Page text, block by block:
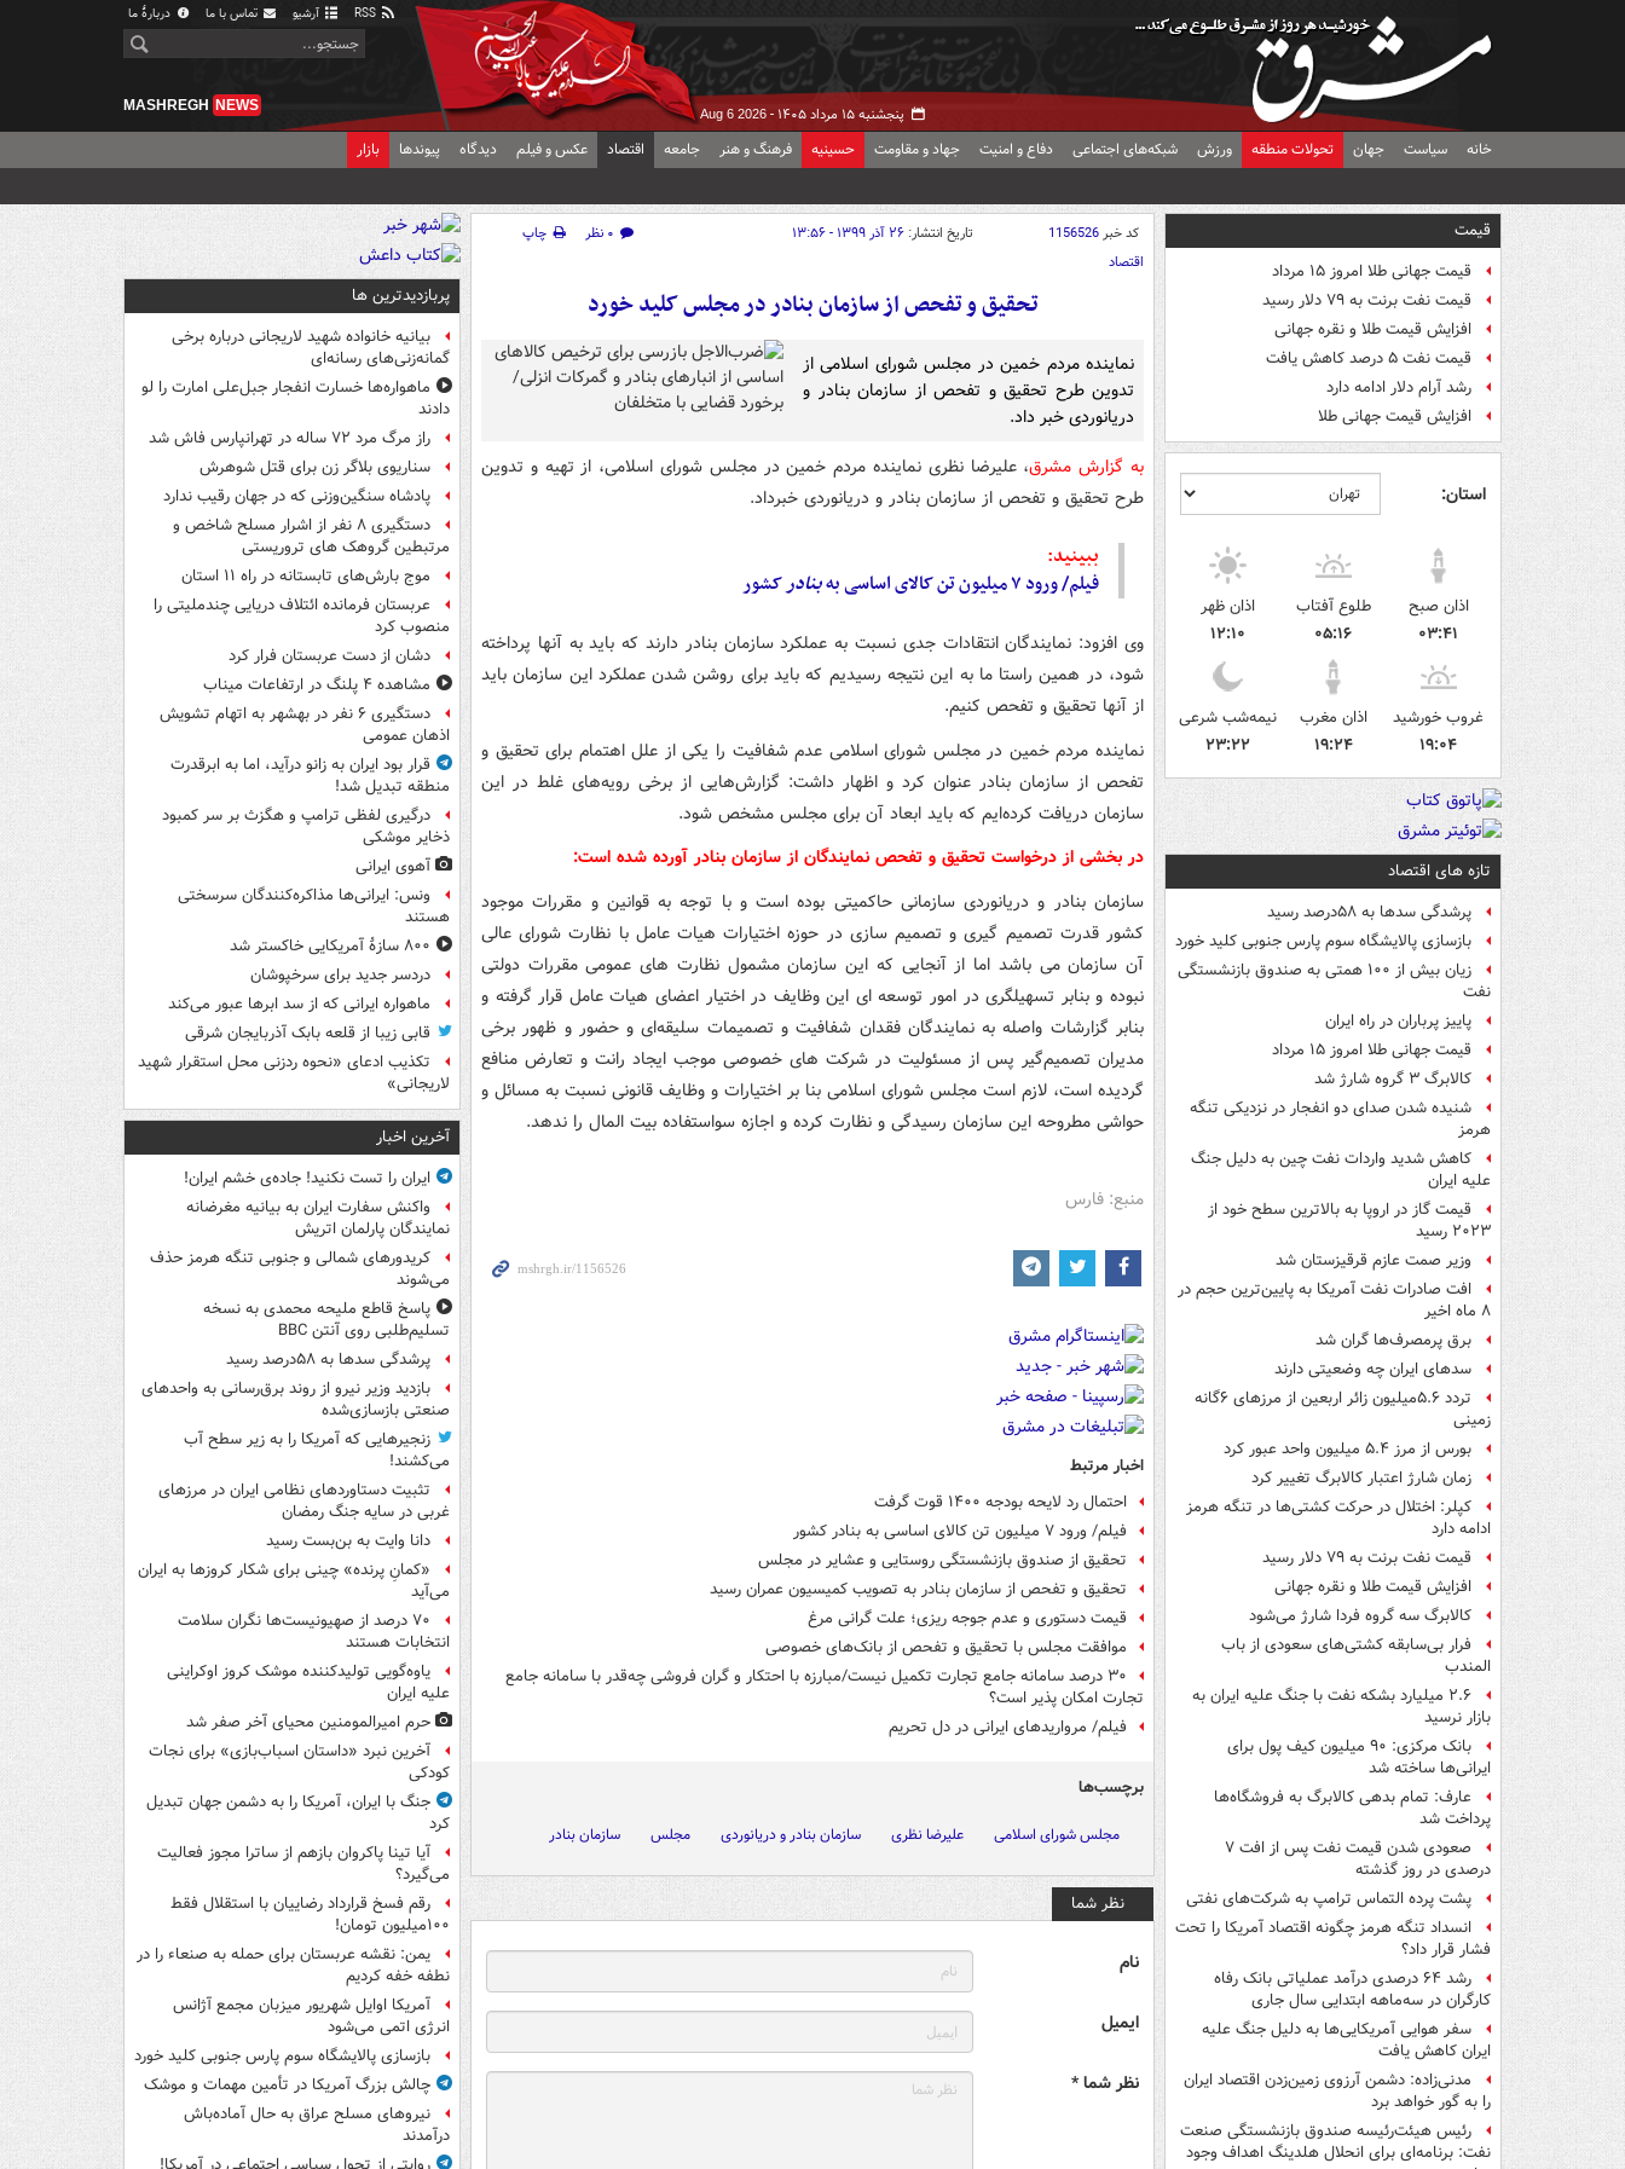
آرشیو تماس با ما دربارهٔ ما
پنجشنبه ۱۵ مرداد ۱۴۰۵ - Aug 6 2026
MASHREGH NEWS
خانه سیاست جهان تحولات منطقه ورزش شبکه‌های اجتماعی دفاع و امنیت جهاد و مقاومت حسینیه فرهنگ و هنر جامعه اقتصاد عکس و فیلم دیدگاه پیوندها بازار
قیمت
قیمت جهانی طلا امروز ۱۵ مرداد
قیمت نفت برنت به ۷۹ دلار رسید
افزایش قیمت طلا و نقره جهانی
قیمت نفت ۵ درصد کاهش یافت
رشد آرام دلار ادامه دارد
افزایش قیمت جهانی طلا
استان:
اذان صبح
۰۳:۴۱
طلوع آفتاب
۰۵:۱۶
اذان ظهر
۱۲:۱۰
غروب خورشید
۱۹:۰۴
اذان مغرب
۱۹:۲۴
نیمه‌شب شرعی
۲۳:۲۲
تازه های اقتصاد
پرشدگی سدها به ۵۸درصد رسید
بازسازی پالایشگاه سوم پارس جنوبی کلید خورد
زیان بیش از ۱۰۰ همتی به صندوق‌ بازنشستگی
نفت
پاییز پرباران در راه ایران
قیمت جهانی طلا امروز ۱۵ مرداد
کالابرگ ۳ گروه شارژ شد
شنیده شدن صدای دو انفجار در نزدیکی تنگه
هرمز
کاهش شدید واردات نفت چین به دلیل جنگ
علیه ایران
قیمت گاز در اروپا به بالاترین سطح خود از
۲۰۲۳ رسید
وزیر صمت عازم قرقیزستان شد
افت صادرات نفت آمریکا به پایین‌ترین حجم در
۸ ماه اخیر
برق پرمصرف‌ها گران شد
سدهای ایران چه وضعیتی دارند
تردد ۵.۶میلیون زائر اربعین از مرزهای ۶گانه
زمینی
بورس از مرز ۵.۴ میلیون واحد عبور کرد
زمان شارژ اعتبار کالابرگ تغییر کرد
کپلر: اختلال در حرکت کشتی‌ها در تنگه هرمز
ادامه دارد
قیمت نفت برنت به ۷۹ دلار رسید
افزایش قیمت طلا و نقره جهانی
کالابرگ سه گروه فردا شارژ می‌شود
فرار بی‌سابقه کشتی‌های سعودی از باب
المندب
۲.۶ میلیارد بشکه نفت با جنگ علیه ایران به
بازار نرسید
بانک مرکزی: ۹۰ میلیون کیف پول برای
ایرانی‌ها ساخته شد
عارف: تمام بدهی کالابرگ به فروشگاه‌ها
پرداخت شد
صعودی شدن قیمت نفت پس از افت ۷
درصدی در روز گذشته
پشت پرده التماس ترامپ به شرکت‌های نفتی
انسداد تنگه هرمز چگونه اقتصاد آمریکا را تحت
فشار قرار داد؟
رشد ۶۴ درصدی درآمد عملیاتی بانک رفاه
کارگران در سه‌ماهه ابتدایی سال جاری
سفر هوایی آمریکایی‌ها به دلیل جنگ علیه
ایران کاهش یافت
مدنی‌زاده: دشمن آرزوی زمین‌زدن اقتصاد ایران
را به گور خواهد برد
رئیس هیئت‌رئیسه صندوق بازنشستگی صنعت
نفت: برنامه‌ای برای انحلال هلدینگ اهداف وجود
کد خبر1156526 تاریخ انتشار: ۲۶ آذر ۱۳۹۹ - ۱۳:۵۶ ۰ نظر
چاپ
اقتصاد
تحقیق و تفحص از سازمان بنادر در مجلس کلید خورد
نماینده مردم خمین در مجلس شورای اسلامی از
تدوین طرح تحقیق و تفحص از سازمان بنادر و
دریانوردی خبر داد.
به گزارش مشرق، علیرضا نظری نماینده مردم خمین در مجلس شورای اسلامی، از تهیه و تدوین
طرح تحقیق و تفحص از سازمان بنادر و دریانوردی خبرداد.
ببینید:
فیلم/ ورود ۷ میلیون تن کالای اساسی به
بنادرکشور
وی افزود: نمایندگان انتقادات جدی نسبت به عملکرد سازمان بنادر دارند که باید به آنها پرداخته
شود، در همین راستا ما به این نتیجه رسیدیم که باید برای روشن شدن عملکرد این سازمان باید
از آنها تحقیق و تفحص کنیم.
نماینده مردم خمین در مجلس شورای اسلامی عدم شفافیت را یکی از علل اهتمام برای تحقیق و
تفحص از سازمان بنادر عنوان کرد و اظهار داشت: گزارش‌هایی از برخی رویه‌های غلط در این
سازمان دریافت کرده‌ایم که باید ابعاد آن برای مجلس مشخص شود.
در بخشی از درخواست تحقیق و تفحص نمایندگان از سازمان بنادر آورده شده است:
سازمان بنادر و دریانوردی سازمانی حاکمیتی بوده است و با توجه به قوانین و مقررات موجود
کشور قدرت تصمیم گیری و تصمیم سازی در حوزه اختیارات هیات عامل با نظارت شورای عالی
آن سازمان می باشد اما از آنجایی که این سازمان مشمول نظارت های عمومی مقررات دولتی
نبوده و بنابر تسهیلگری در امور توسعه ای این وظایف در اختیار اعضای هیات عامل قرار گرفته و
بنابر گزارشات واصله به نمایندگان فقدان شفافیت و تصمیمات سلیقه‌ای و حضور و ظهور برخی
مدیران تصمیم‌گیر پس از مسئولیت در شرکت های خصوصی موجب ایجاد رانت و تعارض منافع
گردیده است، لازم است مجلس شورای اسلامی بنا بر اختیارات و وظایف قانونی نسبت به مسائل و
حواشی مطروحه این سازمان رسیدگی و نظارت کرده و اجازه سواستفاده بیت المال را ندهد.
منبع: فارس
اخبار مرتبط
احتمال رد لایحه بودجه ۱۴۰۰ قوت گرفت
فیلم/ ورود ۷ میلیون تن کالای اساسی به بنادر کشور
تحقیق از صندوق بازنشستگی روستایی و عشایر در مجلس
تحقیق و تفحص از سازمان بنادر به تصویب کمیسیون عمران رسید
قیمت دستوری و عدم جوجه ریزی؛ علت گرانی مرغ
موافقت مجلس با تحقیق و تفحص از بانک‌های خصوصی
۳۰ درصد سامانه جامع تجارت تکمیل نیست/مبارزه با احتکار و گران فروشی چه‌قدر با سامانه جامع
تجارت امکان پذیر است؟
فیلم/ مرواریدهای ایرانی در دل تحریم
برچسب‌ها
مجلس شورای اسلامی علیرضا نظری سازمان بنادر و دریانوردی مجلس سازمان بنادر
نظر شما
نام
ایمیل
نظر شما *
پربازدیدترین ها
بیانیه خانواده شهید لاریجانی درباره برخی
گمانه‌زنی‌های رسانه‌ای
ماهواره‌ها خسارت انفجار جبل‌علی امارت را لو
دادند
راز مرگ مرد ۷۲ ساله در تهرانپارس فاش شد
سناریوی بلاگر زن برای قتل شوهرش
پادشاه سنگین‌وزنی که در جهان رقیب ندارد
دستگیری ۸ نفر از اشرار مسلح شاخص و
مرتبطین گروهک های تروریستی
موج بارش‌های تابستانه در راه ۱۱ استان
عربستان فرمانده ائتلاف دریایی چندملیتی را
منصوب کرد
دشان از دست عربستان فرار کرد
مشاهده ۴ پلنگ در ارتفاعات میناب
دستگیری ۶ نفر در بهشهر به اتهام تشویش
اذهان عمومی
قرار بود ایران به زانو درآید، اما به ابرقدرت
منطقه تبدیل شد!
درگیری لفظی ترامپ و هگزث بر سر کمبود
ذخایر موشکی
آهوی ایرانی
ونس: ایرانی‌ها مذاکره‌کنندگان سرسختی
هستند
۸۰۰ سازۀ آمریکایی خاکستر شد
دردسر جدید برای سرخپوشان
ماهواره ایرانی که از سد ابرها عبور می‌کند
قابی زیبا از قلعه بابک آذربایجان شرقی
تکذیب ادعای «نحوه ردزنی محل استقرار شهید
لاریجانی»
آخرین اخبار
ایران را تست نکنید! جاده‌ی خشم ایران!
واکنش سفارت ایران به بیانیه مغرضانه
نمایندگان پارلمان اتریش
کریدورهای شمالی و جنوبی تنگه هرمز حذف
می‌شوند
پاسخ قاطع ملیحه محمدی به نسخه
تسلیم‌طلبی روی آنتن BBC
پرشدگی سدها به ۵۸درصد رسید
بازدید وزیر نیرو از روند برق‌رسانی به واحدهای
صنعتی بازسازی‌شده
زنجیرهایی که آمریکا را به زیر سطح آب
می‌کشند!
تثبیت دستاوردهای نظامی ایران در مرزهای
غربی در سایه جنگ رمضان
دانا وایت به بن‌بست رسید
«کمانِ پرنده» چینی برای شکار کروزها به ایران
می‌آید
۷۰ درصد از صهیونیست‌ها نگران سلامت
انتخابات هستند
یاوه‌گویی تولیدکننده موشک کروز اوکراینی
علیه ایران
حرم امیرالمومنین محیای آخر صفر شد
آخرین نبرد «داستان اسباب‌بازی» برای نجات
کودکی
جنگ با ایران، آمریکا را به دشمن جهان تبدیل
کرد
آیا تینا پاکروان بازهم از ساترا مجوز فعالیت
می‌گیرد؟
رقم فسخ قرارداد رضاییان با استقلال فقط
۱۰۰میلیون تومان!
یمن: نقشه عربستان برای حمله به صنعاء را در
نطفه خفه کردیم
آمریکا اوایل شهریور میزبان مجمع آژانس
انرژی اتمی می‌شود
بازسازی پالایشگاه سوم پارس جنوبی کلید خورد
چالش بزرگ آمریکا در تأمین مهمات و موشک
نیروهای مسلح عراق به حال آماده‌باش
درآمدند